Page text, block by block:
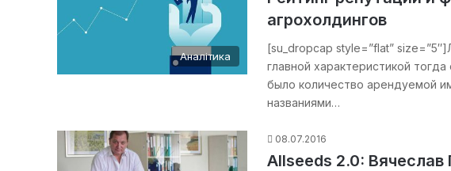
Аналітика
агрохолдингов
[su_dropcap style=”flat”
главной характеристикой
было количество арендуемой
названиями…
08.07.2016
Allseeds 2.0: